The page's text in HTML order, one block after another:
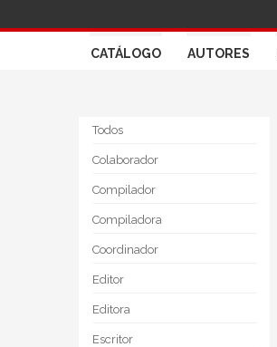
CATÁLOGO AUTORES
Todos
Colaborador
Compilador
Compiladora
Coordinador
Editor
Editora
Escritor